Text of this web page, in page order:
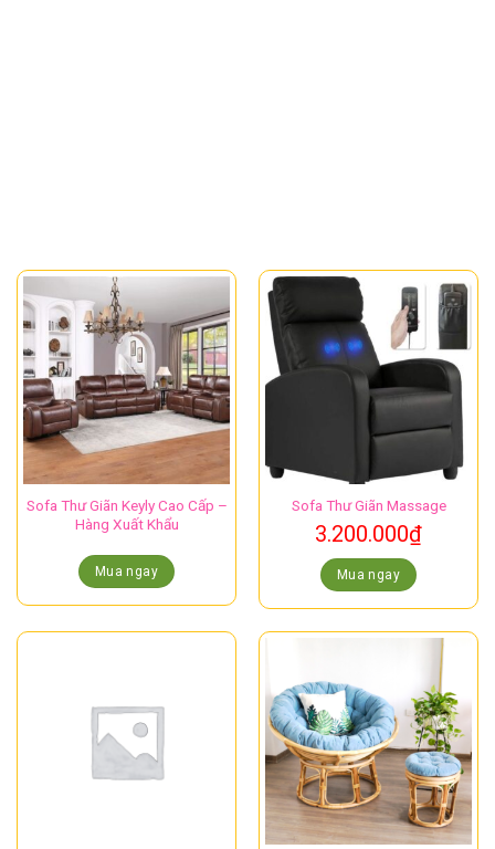
Sofa Thư Giãn Keyly Cao Cấp –
Hàng Xuất Khẩu
Mua ngay
Sofa Thư Giãn Massage
3.200.000₫
Mua ngay